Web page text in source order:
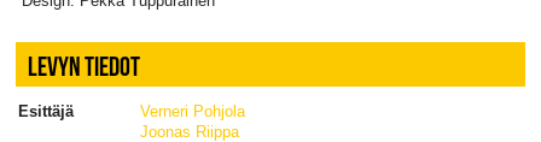
LEVYN TIEDOT
Esittäjä
Verneri Pohjola
Joonas Riippa